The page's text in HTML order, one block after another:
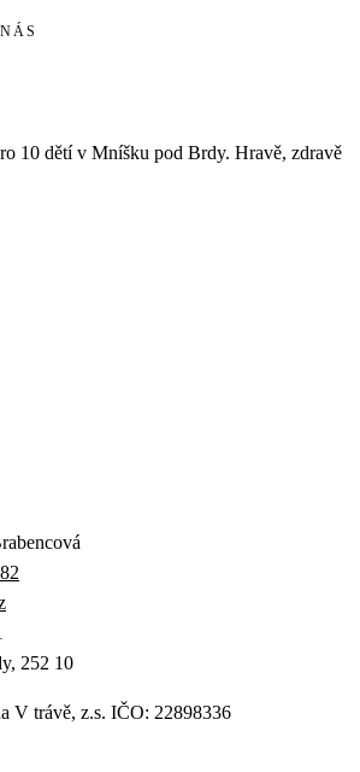
10 dětí v Mníšku pod Brdy. Hravě, zdravě
252 10
V trávě, z.s. IČO: 22898336